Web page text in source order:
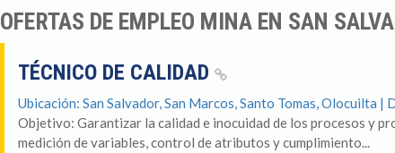
OFERTAS DE EMPLEO MINA EN SAN
TÉCNICO DE CALIDAD
Ubicación: San Salvador, San Marcos, Santo Tomas, Olocuilta |
Objetivo: Garantizar la calidad e inocuidad de los procesos y
medición de variables, control de atributos y cumplimiento...